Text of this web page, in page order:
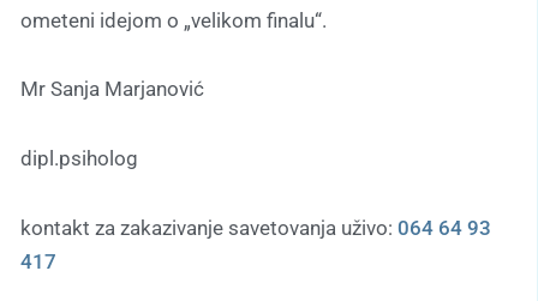
ometeni idejom o „velikom finalu“.
Mr Sanja Marjanović
dipl.psiholog
kontakt za zakazivanje savetovanja uživo: 064 64 93
417